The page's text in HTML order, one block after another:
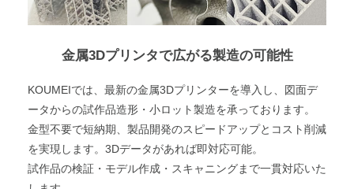
金属3Dプリンタで広がる製造の可能性
KOUMEIでは、最新の金属3Dプリンターを導入し、図面デ
ータからの試作品造形・小ロット製造を承っております。
金型不要で短納期、製品開発のスピードアップとコスト削減
を実現します。3Dデータがあれば即対応可能。
試作品の検証・モデル作成・スキャニングまで一貫対応いた